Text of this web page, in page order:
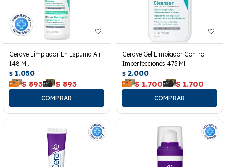
Cerave Limpiador En Espuma Air
148 Ml.
$ 1.050
$ 893 $ 893
Cerave Gel Limpiador Control
Imperfecciones 473 Ml.
$ 2.000
$ 1.700 $ 1.700